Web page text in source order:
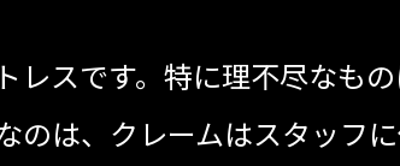
スです。特に理不尽なも
のは、クレームはスタッフ